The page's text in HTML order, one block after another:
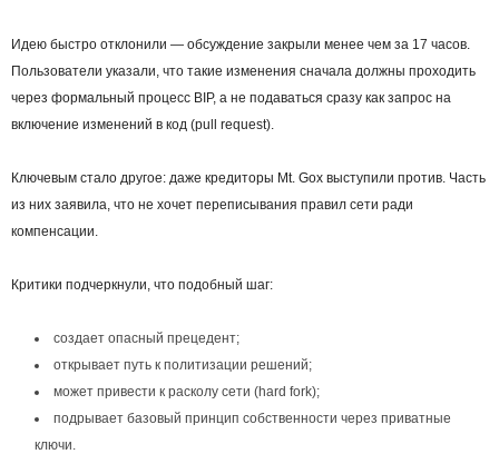
Идею быстро отклонили — обсуждение закрыли менее чем за 17 часов.
Пользователи указали, что такие изменения сначала должны проходить
через формальный процесс BIP, а не подаваться сразу как запрос на
включение изменений в код (pull request).
Ключевым стало другое: даже кредиторы Mt. Gox выступили против. Часть
из них заявила, что не хочет переписывания правил сети ради
компенсации.
Критики подчеркнули, что подобный шаг:
создает опасный прецедент;
открывает путь к политизации решений;
может привести к расколу сети (hard fork);
подрывает базовый принцип собственности через приватные
ключи.